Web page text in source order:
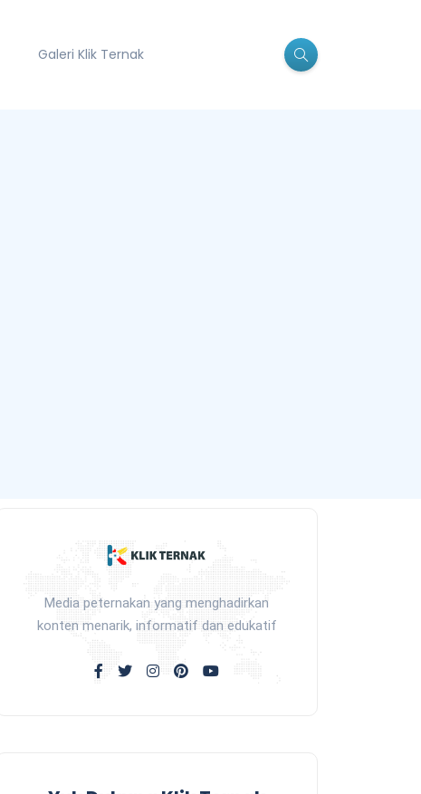
Galeri Klik Ternak
Media peternakan yang menghadirkan
konten menarik, informatif dan edukatif